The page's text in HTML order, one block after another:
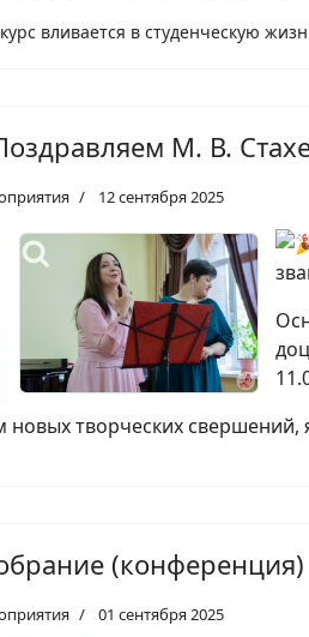
вливается в студенческую
М. В.
12 сентября 2025
творческих свершений,
01 сентября 2025